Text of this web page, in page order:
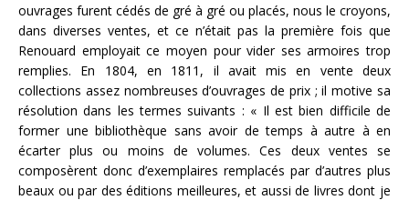
ouvrages furent cédés de gré à gré ou placés, nous le croyons,
dans diverses ventes, et ce n’était pas la première fois que
Renouard employait ce moyen pour vider ses armoires trop
remplies. En 1804, en 1811, il avait mis en vente deux
collections assez nombreuses d’ouvrages de prix ; il motive sa
résolution dans les termes suivants : « Il est bien difficile de
former une bibliothèque sans avoir de temps à autre à en
écarter plus ou moins de volumes. Ces deux ventes se
composèrent donc d’exemplaires remplacés par d’autres plus
beaux ou par des éditions meilleures, et aussi de livres dont je